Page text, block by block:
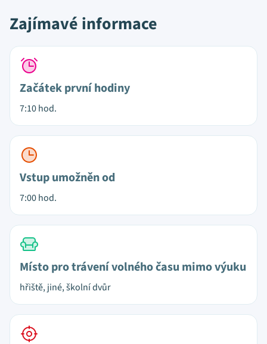
Zajímavé informace
Začátek první hodiny
7:10 hod.
Vstup umožněn od
7:00 hod.
Místo pro trávení volného času mimo výuku
hřiště, jiné, školní dvůr